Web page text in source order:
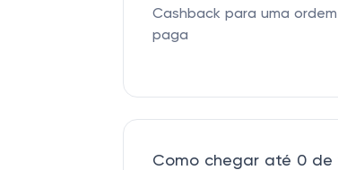
Cashback para uma ordem
paga
Como chegar até 0 de